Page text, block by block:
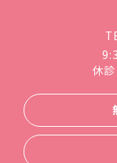
休